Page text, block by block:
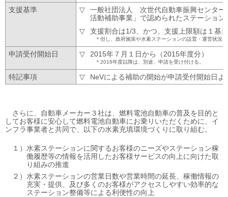
支援基準
一般社団法人 次世代自動車振興センター
活動補助事業」で認められたステーショ
支援割合は1/3、かつ、支援上限額は１基
但し、政府施策や水素ステーションの設置・運営状況
申請受付開始日 2015年７月１日から（2015年度分）
2016年度以降は、別途、申請を受け付ける。
特記事項 NeVによる補助の開始が申請受付開始日
さらに、自動車メーカー３社は、燃料電池自動車の普及を目的と
してお客様に安心して燃料電池自動車にお乗りいただくために、イ
ンフラ事業者と共同で、以下の水素充填環境づくりに取り組む。
水素ステーションに関するお客様のニーズやステーション稼
働履歴等の情報を活用したお客様サービスの向上に向けた取
り組みの推進
水素ステーションの営業日数や営業時間の延長、稼働情報の
充実・提供、及び多くのお客様がアクセスしやすい効率的な
ステーション整備等による利便性の向上